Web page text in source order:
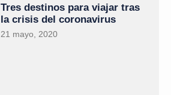
Tres destinos para viajar tras
la crisis del coronavirus
21 mayo, 2020